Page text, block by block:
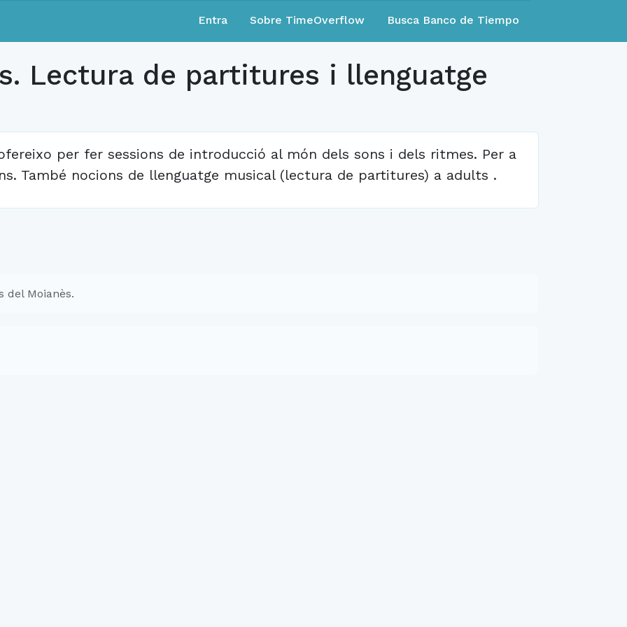
Entra Sobre TimeOverflow Busca Banco de Tiempo
Lectura de partitures i llenguatge
per fer sessions de introducció al món dels sons i dels ritmes. Per a
També nocions de llenguatge musical (lectura de partitures) a adults .
del Moianès.